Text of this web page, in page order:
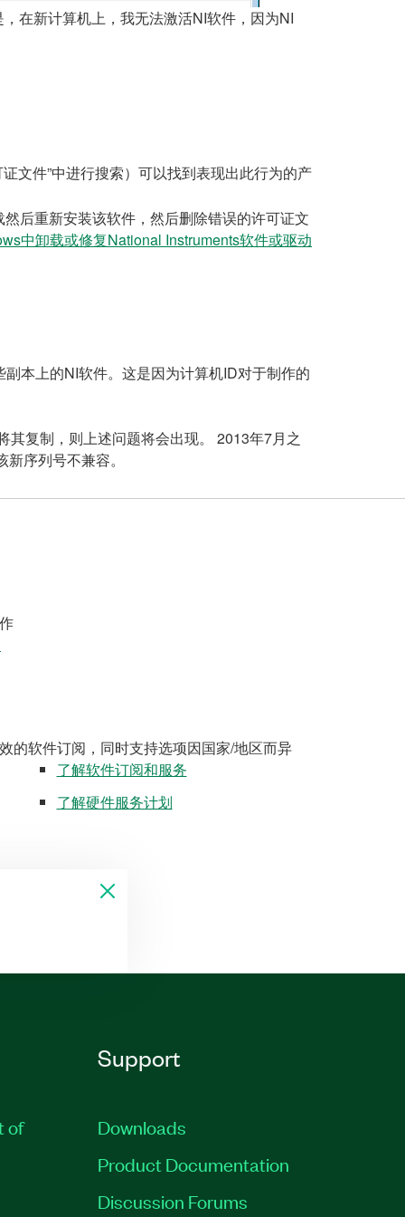
在新计算机上，我无法激活NI软件，因为NI
文件”中进行搜索）可以找到表现出此行为的产
后重新安装该软件，然后删除错误的许可证文
中卸载或修复National Instruments软件或驱动
本上的NI软件。这是因为计算机ID对于制作的
复制，则上述问题将会出现。 2013年7月之
序列号不兼容。
的软件订阅，同时支持选项因国家/地区而异
了解软件订阅和服务
了解硬件服务计划
of
Support
Downloads
Product Documentation
Discussion Forums